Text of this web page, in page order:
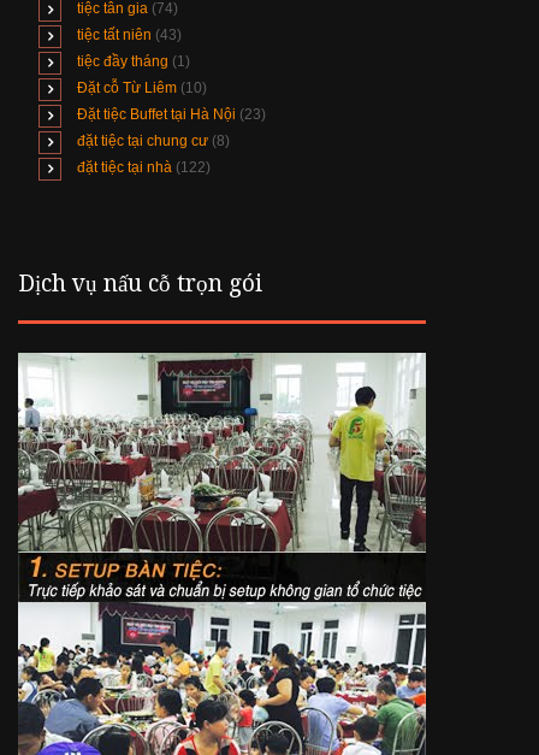
tiệc tân gia (74)
tiệc tất niên (43)
tiệc đầy tháng (1)
Đặt cỗ Từ Liêm (10)
Đặt tiệc Buffet tại Hà Nội (23)
đặt tiệc tại chung cư (8)
đặt tiệc tại nhà (122)
Dịch vụ nấu cỗ trọn gói